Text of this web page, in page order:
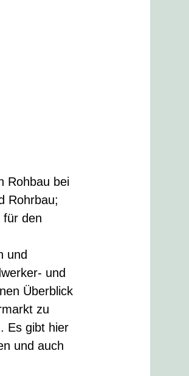
Rohbau bei
Rohrbau;
für den
und
und
Überblick
zu
Es gibt hier
und auch